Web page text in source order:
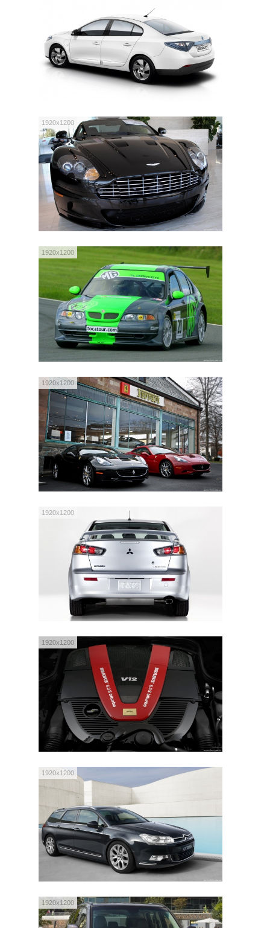
1920x1200
1920x1200
1920x1200
1920x1200
1920x1200
1920x1200
1920x1200